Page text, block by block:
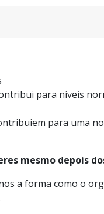
para níveis
para uma
mesmo depois
a forma como o